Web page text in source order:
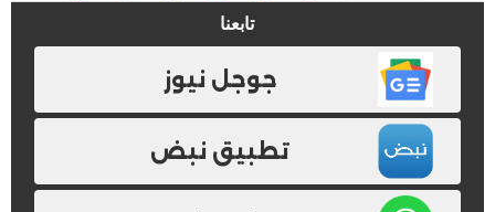
تابعنا
جوجل نيوز
تطبيق نبض